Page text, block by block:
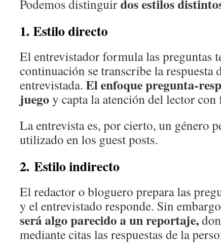
Podemos distinguirdos estilos
1. Estilo directo
El entrevistador formula las preguntas
continuación se transcribe la respuesta
entrevistada. El enfoque pregunta-
juego y capta la atención del lector
La entrevista es, por cierto, un género
utilizado en los guest posts.
2. Estilo indirecto
El redactor o bloguero prepara las
y el entrevistado responde. Sin
será algo parecido a un reportaje,
mediante citas las respuestas de la